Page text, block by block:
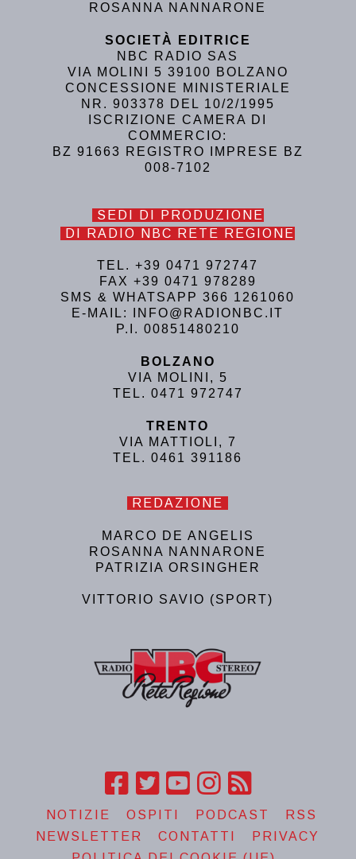
ROSANNA NANNARONE
SOCIETÀ EDITRICE
NBC RADIO SAS
VIA MOLINI 5 39100 BOLZANO
CONCESSIONE MINISTERIALE
NR. 903378 DEL 10/2/1995
ISCRIZIONE CAMERA DI
COMMERCIO:
BZ 91663 REGISTRO IMPRESE BZ
008-7102
SEDI DI PRODUZIONE
DI RADIO NBC RETE REGIONE
TEL. +39 0471 972747
FAX +39 0471 978289
SMS & WHATSAPP 366 1261060
E-MAIL: INFO@RADIONBC.IT
P.I. 00851480210
BOLZANO
VIA MOLINI, 5
TEL. 0471 972747
TRENTO
VIA MATTIOLI, 7
TEL. 0461 391186
REDAZIONE
MARCO DE ANGELIS
ROSANNA NANNARONE
PATRIZIA ORSINGHER
VITTORIO SAVIO (SPORT)
NOTIZIE OSPITI PODCAST
RSS
NEWSLETTER
CONTATTI
PRIVACY